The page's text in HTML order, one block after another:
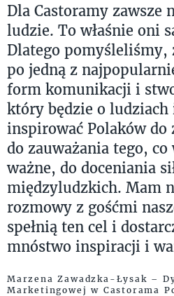
Dla Castoramy zawsze
ludzie. To właśnie oni
Dlatego pomyśleliśmy,
po jedną z
form komunikacji i
który będzie o
inspirować Polaków do
do zauważania tego,
ważne, do doceniania
międzyludzkich. Mam
rozmowy z gośćmi
spełnią ten cel i
mnóstwo inspiracji i
Marzena Zawadzka-Łysak –
Marketingowej w Castorama